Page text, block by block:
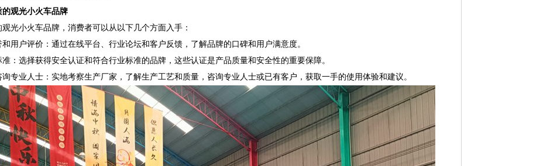
观光小火车品牌
光小火车品牌，消费者可以从以下几个方面入手：
用户评价：通过在线平台、行业论坛和客户反馈，了解品牌的口碑和用户满意度。
：选择获得安全认证和符合行业标准的品牌，这些认证是产品质量和安全性的重要保障。
专业人士：实地考察生产厂家，了解生产工艺和质量，咨询专业人士或已有客户，获取一手的使用体验和建议。